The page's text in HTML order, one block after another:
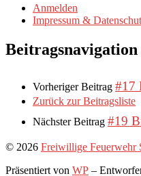
Anmelden
Impressum &
Beitragsnavigation
Vorheriger Beitrag #17
Zurück zur Beitragsliste
Nächster Beitrag #19
© 2026 Freiwillige Feuerwehr
Präsentiert von WP –